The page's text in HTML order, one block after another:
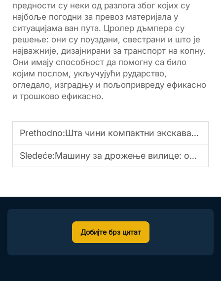
предности су неки од разлога због којих су
најбоље погодни за превоз материјала у
ситуацијама ван пута. Цролер дъмпера су
решење: они су поуздани, свестрани и што је
најважније, дизајнирани за транспорт на копну.
Они имају способност да помогну са било
којим послом, укључујући рударство,
огледало, изградњу и пољопривреду ефикасно
и трошково ефикасно.
Prethodno:Шта чини компактни экскаватор издржљивим у рударству?
Sledeće:Машину за дрожење вилице: основна опрема за дрожење камена
Добијте брз цитат